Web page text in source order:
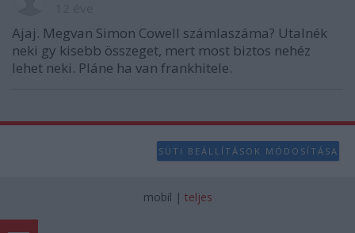
Ajaj. Megvan Simon Cowell számlaszáma? Utalnék
neki gy kisebb összeget, mert most biztos nehéz
lehet neki. Pláne ha van frankhitele.
SÜTI BEÁLLÍTÁSOK MÓDOSÍTÁSA
mobil | teljes